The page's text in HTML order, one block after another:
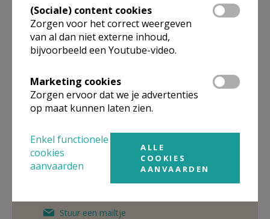
Stuur een mailtje
Google Maps
Verantwoordelijke
Nederlandstalige Pastoraal +
De heer Vandeperre
Britse Soldaatlaan 29
1070 Anderlecht
Stuur een mailtje
(Sociale) content cookies
Zorgen voor het correct weergeven
van al dan niet externe inhoud,
bijvoorbeeld een Youtube-video.
Marketing cookies
Zorgen ervoor dat we je advertenties
op maat kunnen laten zien.
Enkel functionele
cookies
aanvaarden
ALLE
COOKIES
AANVAARDEN